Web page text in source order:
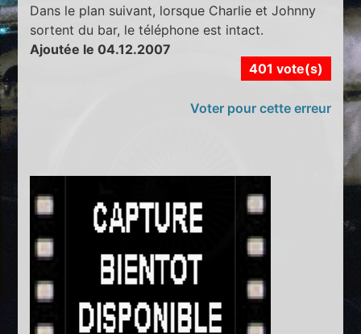
Dans le plan suivant, lorsque Charlie et Johnny
sortent du bar, le téléphone est intact.
Ajoutée le 04.12.2007
401 vote(s)
Voter pour cette erreur